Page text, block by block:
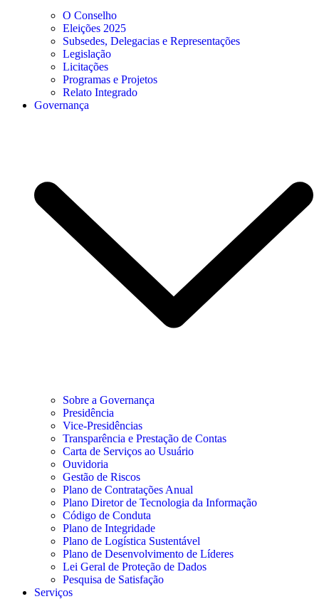
O Conselho
Eleições 2025
Subsedes, Delegacias e Representações
Legislação
Licitações
Programas e Projetos
Relato Integrado
Governança
Sobre a Governança
Presidência
Vice-Presidências
Transparência e Prestação de Contas
Carta de Serviços ao Usuário
Ouvidoria
Gestão de Riscos
Plano de Contratações Anual
Plano Diretor de Tecnologia da Informação
Código de Conduta
Plano de Integridade
Plano de Logística Sustentável
Plano de Desenvolvimento de Líderes
Lei Geral de Proteção de Dados
Pesquisa de Satisfação
Serviços